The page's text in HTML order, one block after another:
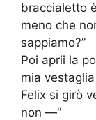
braccialetto
meno che
sappiamo?”
Poi aprii la
mia
Felix si girò
non —”